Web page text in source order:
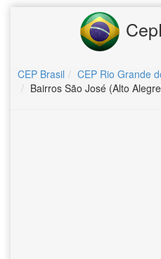
CEP Brasil
CEP Rio Grande
Bairros São José (Alto